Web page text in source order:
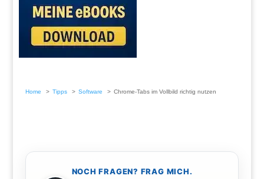
Home Tipps Software Chrome-Tabs im Vollbild richtig nutzen
NOCH FRAGEN? FRAG MICH.